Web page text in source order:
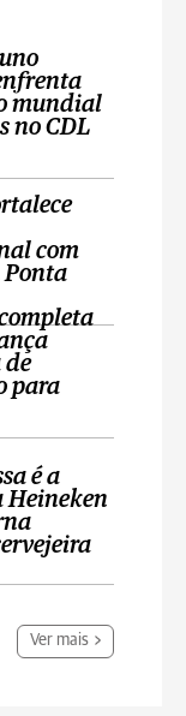
mundial
no CDL
com
Ponta
de
para
é a
Heineken
Ver mais